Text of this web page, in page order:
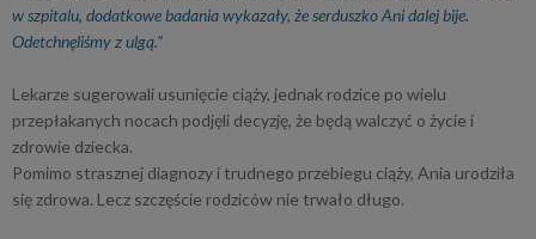
w szpitalu, dodatkowe badania wykazały, że serduszko Ani dalej bije.
Odetchnęliśmy z ulgą.”
Lekarze sugerowali usunięcie ciąży, jednak rodzice po wielu
przepłakanych nocach podjęli decyzję, że będą walczyć o życie i
zdrowie dziecka.
Pomimo strasznej diagnozy i trudnego przebiegu ciąży, Ania urodziła
się zdrowa. Lecz szczęście rodziców nie trwało długo.